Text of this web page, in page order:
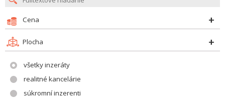
Cena
Plocha
všetky inzeráty
realitné kancelárie
súkromní inzerenti